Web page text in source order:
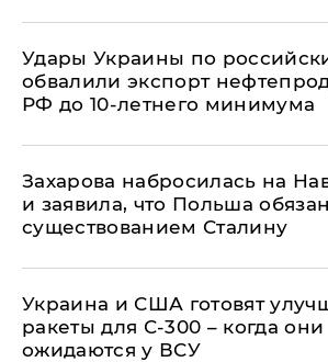
Удары Украины по
обвалили экспорт
РФ до 10-летнего минимума
​Захарова набросилась на
и заявила, что Польша
существованием Сталину
Украина и США готовят
ракеты для С-300 – когда они
ожидаются у ВСУ